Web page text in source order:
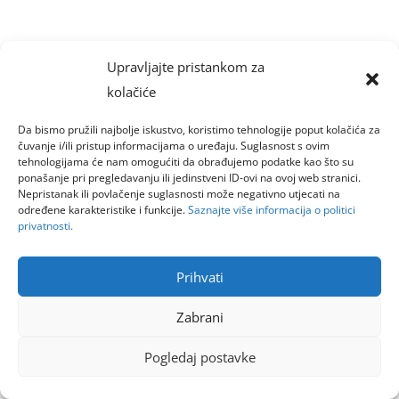
Upravljajte pristankom za
kolačiće
Da bismo pružili najbolje iskustvo, koristimo tehnologije poput kolačića za
čuvanje i/ili pristup informacijama o uređaju. Suglasnost s ovim
tehnologijama će nam omogućiti da obrađujemo podatke kao što su
ponašanje pri pregledavanju ili jedinstveni ID-ovi na ovoj web stranici.
Nepristanak ili povlačenje suglasnosti može negativno utjecati na
određene karakteristike i funkcije.Saznajte više informacija o politici
privatnosti.
Prihvati
Zabrani
Pogledaj postavke